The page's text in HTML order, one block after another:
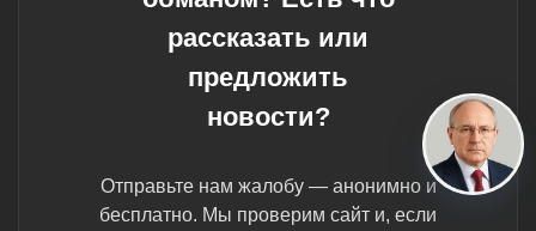
рассказать или
предложить
новости?
Отправьте нам жалобу — анонимно и
бесплатно. Мы проверим сайт и, если